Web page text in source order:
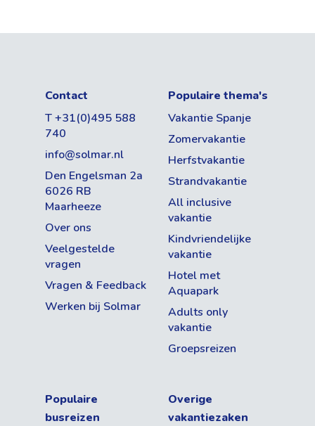
Contact
T +31(0)495 588
740
info@solmar.nl
Den Engelsman 2a
6026 RB
Maarheeze
Over ons
Veelgestelde
vragen
Vragen & Feedback
Werken bij Solmar
Populaire thema's
Vakantie Spanje
Zomervakantie
Herfstvakantie
Strandvakantie
All inclusive
vakantie
Kindvriendelijke
vakantie
Hotel met
Aquapark
Adults only
vakantie
Groepsreizen
Populaire
busreizen
Overige
vakantiezaken